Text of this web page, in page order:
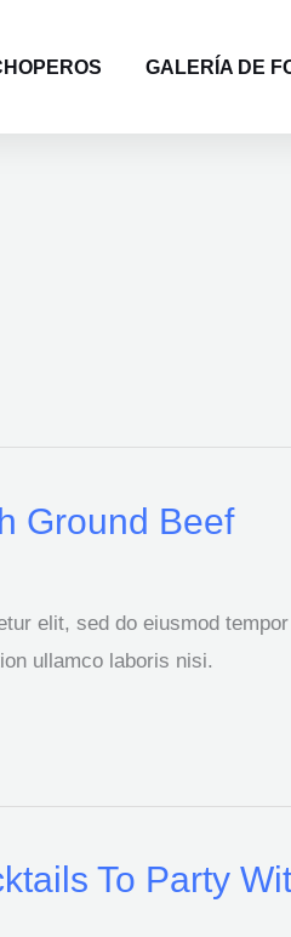
GALERÍA DE
Ground Beef
elit, sed do eiusmod
ullamco laboris nisi.
To Party